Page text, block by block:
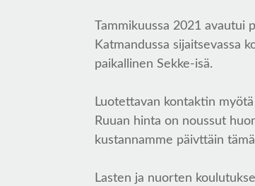
Tammikuussa 2021 avautui
Katmandussa sijaitsevassa
paikallinen Sekke-isä.
Luotettavan kontaktin
Ruuan hinta on noussut
kustannamme päivttäin
Lasten ja nuorten